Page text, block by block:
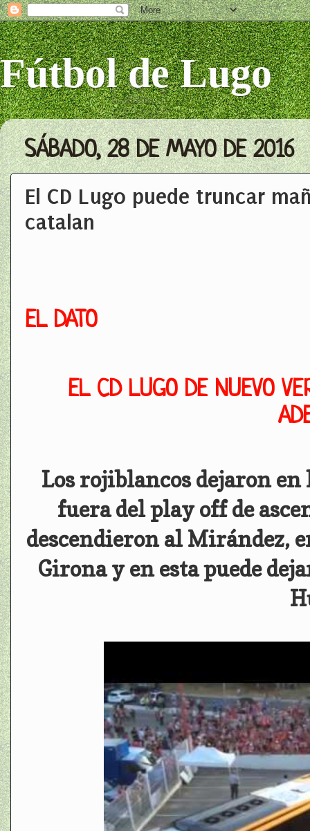
Fútbol de Lugo
SÁBADO, 28 DE MAYO DE 2016
El CD Lugo puede truncar
catalan
EL DATO
EL CD LUGO DE NUEVO
Los rojiblancos dejaron
fuera del play off de
descendieron al Mirández,
Girona y en esta puede